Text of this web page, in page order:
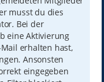
musst du dies
Bei der
eine Aktivierung
erhalten hast,
Ansonsten
eingegeben